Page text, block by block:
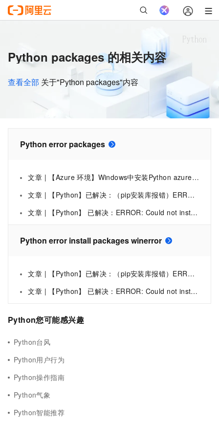
Python packages 的相关内容
查看全部 关于"Python packages"内容
Python error packages
文章 | 【Azure 环境】Windows中安装Python azure-eventhub-checkpointstoreblob-aio模块时出错 ERROR: Could not install packages due to an EnvironmentError: [Errno 2] No such file or directory:
文章 | 【Python】已解决：（pip安装库报错）ERROR: Could not install packages due to an EnvironmentError: [WinError 5] 拒绝访
文章 | 【Python】 已解决：ERROR: Could not install packages due to an OSError: [WinError 5] 拒绝访问。: ‘e:\anaconda\i
Python error install packages winerror
文章 | 【Python】已解决：（pip安装库报错）ERROR: Could not install packages due to an EnvironmentError: [WinError 5] 拒绝访
文章 | 【Python】 已解决：ERROR: Could not install packages due to an OSError: [WinError 5] 拒绝访问。: ‘e:\anaconda\i
Python您可能感兴趣
Python台风
Python用户行为
Python操作指南
Python气象
Python智能推荐